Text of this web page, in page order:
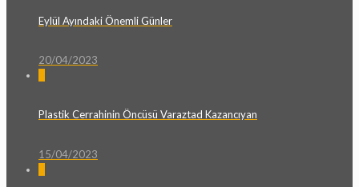
Eylül Ayındaki Önemli Günler
20/04/2023
Plastik Cerrahinin Öncüsü Varaztad Kazancıyan
15/04/2023